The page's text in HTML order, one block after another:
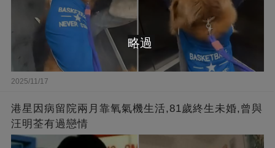
2025/11/17
港星因病留院兩月靠氧氣機生活,81歲終生未婚,曾與
汪明荃有過戀情
略過